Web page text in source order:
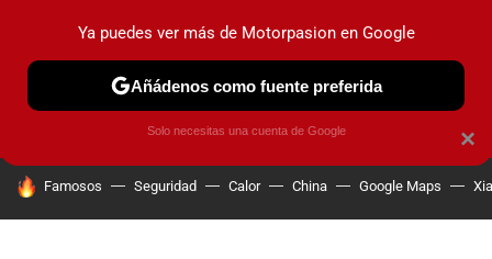
PRUEBAS COCHES ELÉCTRICOS OBSERVATORIO
HOY SE HABLA DE
Famosos Seguridad Calor China Google Maps
×
Ya puedes ver más de Motorpasion en Google
Añádenos como fuente preferida
Solo necesitas una cuenta de Google